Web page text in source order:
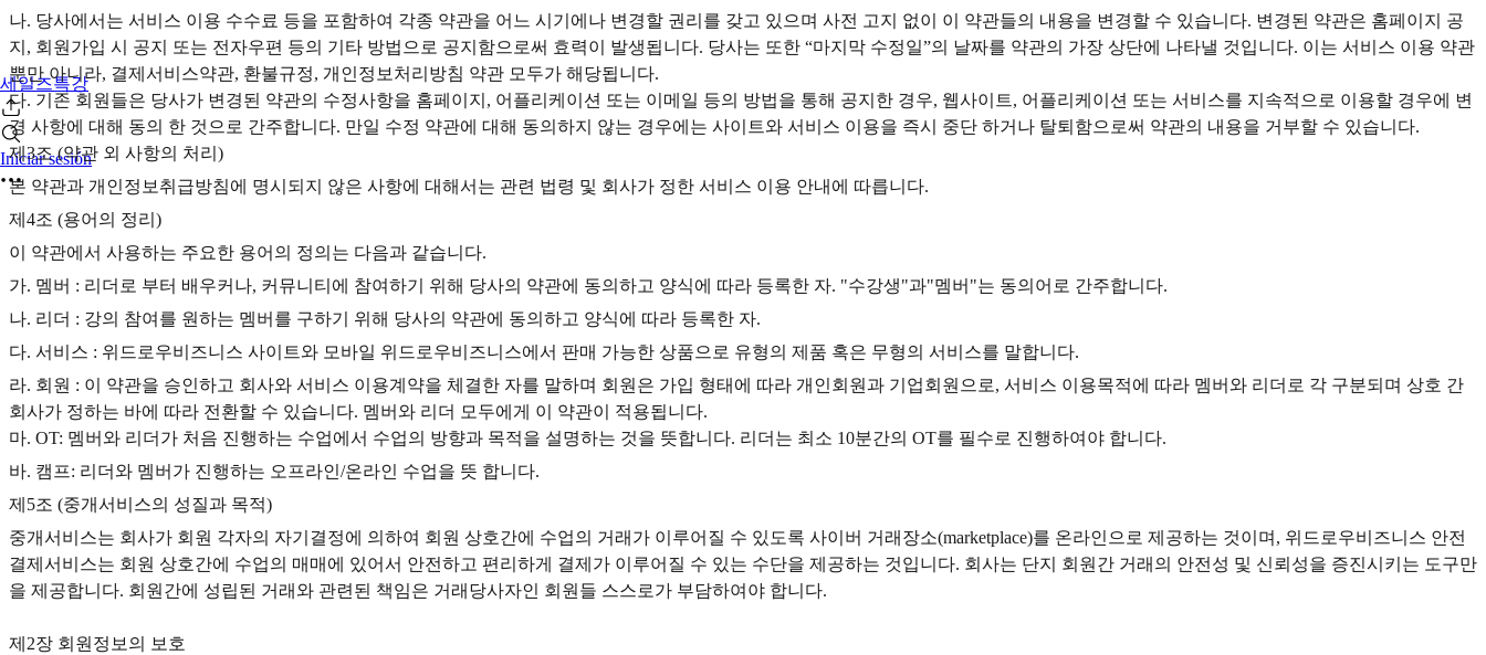
세일즈특강
Iniciar sesión
나. 당사에서는 서비스 이용 수수료 등을 포함하여 각종 약관을 어느 시기에나 변경할 권리를 갖고 있으며 사전 고지 없이 이 약관들의 내용을 변경할 수 있습니다. 변경된 약관은 홈페이지 공
지, 회원가입 시 공지 또는 전자우편 등의 기타 방법으로 공지함으로써 효력이 발생됩니다. 당사는 또한 “마지막 수정일”의 날짜를 약관의 가장 상단에 나타낼 것입니다. 이는 서비스 이용 약관
뿐만 아니라, 결제서비스약관, 환불규정, 개인정보처리방침 약관 모두가 해당됩니다.
다. 기존 회원들은 당사가 변경된 약관의 수정사항을 홈페이지, 어플리케이션 또는 이메일 등의 방법을 통해 공지한 경우, 웹사이트, 어플리케이션 또는 서비스를 지속적으로 이용할 경우에 변
경 사항에 대해 동의 한 것으로 간주합니다. 만일 수정 약관에 대해 동의하지 않는 경우에는 사이트와 서비스 이용을 즉시 중단 하거나 탈퇴함으로써 약관의 내용을 거부할 수 있습니다.
제3조 (약관 외 사항의 처리)
본 약관과 개인정보취급방침에 명시되지 않은 사항에 대해서는 관련 법령 및 회사가 정한 서비스 이용 안내에 따릅니다.
제4조 (용어의 정리)‍
이 약관에서 사용하는 주요한 용어의 정의는 다음과 같습니다.
가. 멤버 : 리더로 부터 배우커나, 커뮤니티에 참여하기 위해 당사의 약관에 동의하고 양식에 따라 등록한 자. "수강생"과"멤버"는 동의어로 간주합니다.
나. 리더 : 강의 참여를 원하는 멤버를 구하기 위해 당사의 약관에 동의하고 양식에 따라 등록한 자.
다. 서비스 : 위드로우비즈니스 사이트와 모바일 위드로우비즈니스에서 판매 가능한 상품으로 유형의 제품 혹은 무형의 서비스를 말합니다.
라. 회원 : 이 약관을 승인하고 회사와 서비스 이용계약을 체결한 자를 말하며 회원은 가입 형태에 따라 개인회원과 기업회원으로, 서비스 이용목적에 따라 멤버와 리더로 각 구분되며 상호 간
회사가 정하는 바에 따라 전환할 수 있습니다. 멤버와 리더 모두에게 이 약관이 적용됩니다.
마. OT: 멤버와 리더가 처음 진행하는 수업에서 수업의 방향과 목적을 설명하는 것을 뜻합니다. 리더는 최소 10분간의 OT를 필수로 진행하여야 합니다.
바. 캠프: 리더와 멤버가 진행하는 오프라인/온라인 수업을 뜻 합니다.
제5조 (중개서비스의 성질과 목적)
중개서비스는 회사가 회원 각자의 자기결정에 의하여 회원 상호간에 수업의 거래가 이루어질 수 있도록 사이버 거래장소(marketplace)를 온라인으로 제공하는 것이며, 위드로우비즈니스 안전
결제서비스는 회원 상호간에 수업의 매매에 있어서 안전하고 편리하게 결제가 이루어질 수 있는 수단을 제공하는 것입니다. 회사는 단지 회원간 거래의 안전성 및 신뢰성을 증진시키는 도구만
을 제공합니다. 회원간에 성립된 거래와 관련된 책임은 거래당사자인 회원들 스스로가 부담하여야 합니다.
제2장 회원정보의 보호